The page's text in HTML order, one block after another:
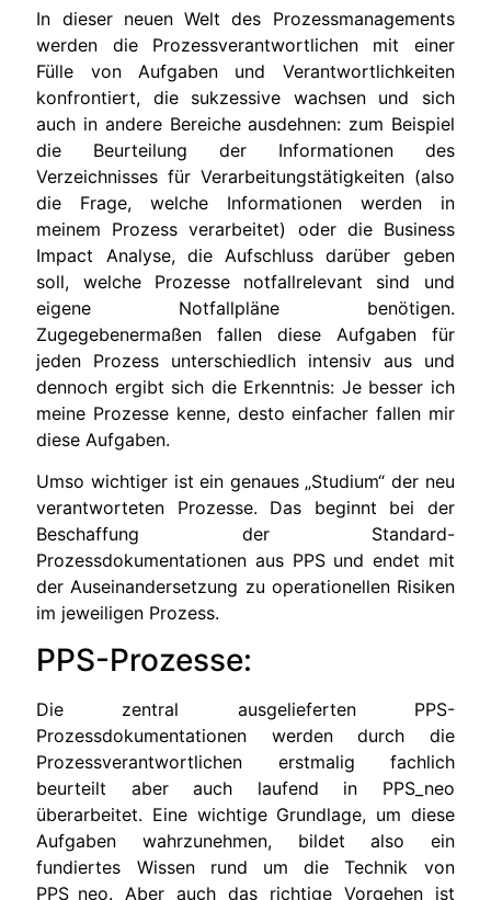
In dieser neuen Welt des Prozessmanagements
werden die Prozessverantwortlichen mit einer
Fülle von Aufgaben und Verantwortlichkeiten
konfrontiert, die sukzessive wachsen und sich
auch in andere Bereiche ausdehnen: zum Beispiel
die Beurteilung der Informationen des
Verzeichnisses für Verarbeitungstätigkeiten (also
die Frage, welche Informationen werden in
meinem Prozess verarbeitet) oder die Business
Impact Analyse, die Aufschluss darüber geben
soll, welche Prozesse notfallrelevant sind und
eigene Notfallpläne benötigen.
Zugegebenermaßen fallen diese Aufgaben für
jeden Prozess unterschiedlich intensiv aus und
dennoch ergibt sich die Erkenntnis: Je besser ich
meine Prozesse kenne, desto einfacher fallen mir
diese Aufgaben.
Umso wichtiger ist ein genaues „Studium“ der neu
verantworteten Prozesse. Das beginnt bei der
Beschaffung der Standard-
Prozessdokumentationen aus PPS und endet mit
der Auseinandersetzung zu operationellen Risiken
im jeweiligen Prozess.
PPS-Prozesse:
Die zentral ausgelieferten PPS-
Prozessdokumentationen werden durch die
Prozessverantwortlichen erstmalig fachlich
beurteilt aber auch laufend in PPS_neo
überarbeitet. Eine wichtige Grundlage, um diese
Aufgaben wahrzunehmen, bildet also ein
fundiertes Wissen rund um die Technik von
PPS_neo. Aber auch das richtige Vorgehen ist